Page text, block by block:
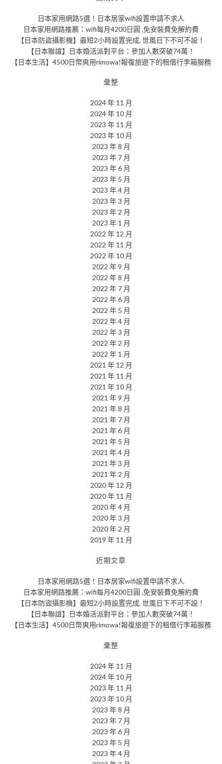
日本家用網路5選！日本居家wifi設置申請不求人
日本家用網路推薦：wifi每月4200日圓 ,免安裝費免解約費
【日本防盜攝影機】最短2小時設置完成, 世風日下不可不設！
【日本聯誼】日本婚活派對平台：參加人數突破74萬！
【日本生活】4500日幣爽用rimowa!報復旅遊下的租借行李箱服務
彙整
2024 年 11 月
2024 年 10 月
2023 年 11 月
2023 年 10 月
2023 年 8 月
2023 年 7 月
2023 年 6 月
2023 年 5 月
2023 年 4 月
2023 年 3 月
2023 年 2 月
2023 年 1 月
2022 年 12 月
2022 年 11 月
2022 年 10 月
2022 年 9 月
2022 年 8 月
2022 年 7 月
2022 年 6 月
2022 年 5 月
2022 年 4 月
2022 年 3 月
2022 年 2 月
2022 年 1 月
2021 年 12 月
2021 年 11 月
2021 年 10 月
2021 年 9 月
2021 年 8 月
2021 年 7 月
2021 年 6 月
2021 年 5 月
2021 年 4 月
2021 年 3 月
2021 年 2 月
2020 年 12 月
2020 年 11 月
2020 年 4 月
2020 年 3 月
2020 年 2 月
2019 年 11 月
近期文章
日本家用網路5選！日本居家wifi設置申請不求人
日本家用網路推薦：wifi每月4200日圓 ,免安裝費免解約費
【日本防盜攝影機】最短2小時設置完成, 世風日下不可不設！
【日本聯誼】日本婚活派對平台：參加人數突破74萬！
【日本生活】4500日幣爽用rimowa!報復旅遊下的租借行李箱服務
彙整
2024 年 11 月
2024 年 10 月
2023 年 11 月
2023 年 10 月
2023 年 8 月
2023 年 7 月
2023 年 6 月
2023 年 5 月
2023 年 4 月